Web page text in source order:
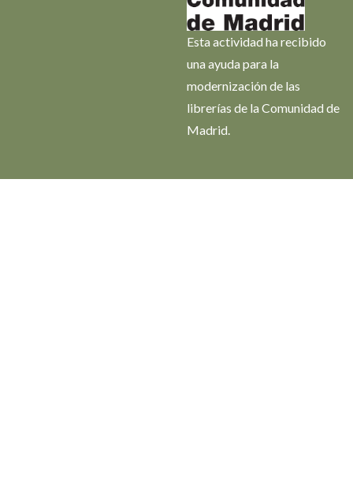
Esta actividad ha recibido
una ayuda para la
modernización de las
librerías de la Comunidad de
Madrid.